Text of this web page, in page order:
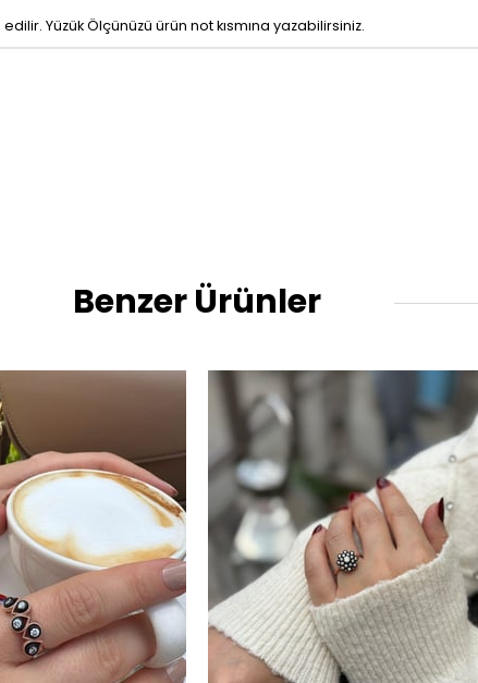
Yüzük Ölçünüzü ürün not kısmına yazabilirsiniz.
Benzer Ürünler